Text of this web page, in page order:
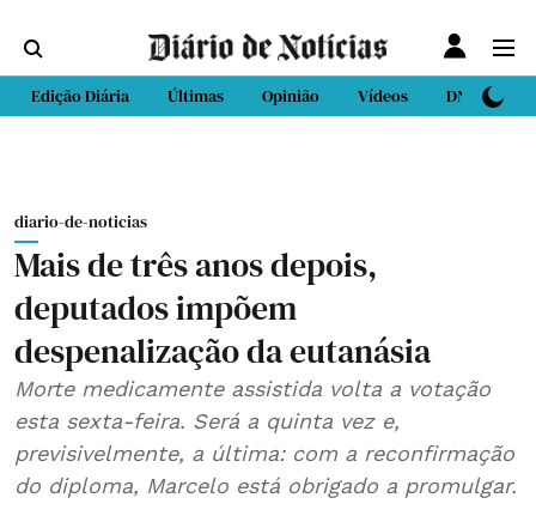
Edição Diária Últimas Opinião Vídeos DN Sport
diario-de-noticias
Mais de três anos depois,
deputados impõem
despenalização da eutanásia
Morte medicamente assistida volta a votação
esta sexta-feira. Será a quinta vez e,
previsivelmente, a última: com a reconfirmação
do diploma, Marcelo está obrigado a promulgar.